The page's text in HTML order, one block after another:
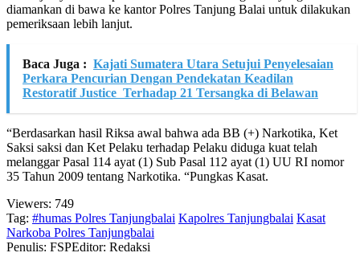
diamankan di bawa ke kantor Polres Tanjung Balai untuk dilakukan
pemeriksaan lebih lanjut.
Baca Juga : Kajati Sumatera Utara Setujui Penyelesaian
Perkara Pencurian Dengan Pendekatan Keadilan
Restoratif Justice Terhadap 21 Tersangka di Belawan
“Berdasarkan hasil Riksa awal bahwa ada BB (+) Narkotika, Ket
Saksi saksi dan Ket Pelaku terhadap Pelaku diduga kuat telah
melanggar Pasal 114 ayat (1) Sub Pasal 112 ayat (1) UU RI nomor
35 Tahun 2009 tentang Narkotika. “Pungkas Kasat.
Viewers: 749
Tag: #humas Polres Tanjungbalai Kapolres Tanjungbalai Kasat
Narkoba Polres Tanjungbalai
Penulis: FSPEditor: Redaksi